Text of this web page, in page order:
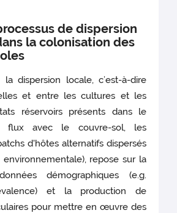
de dispersion
la colonisation des
la dispersion locale, c’est-à-dire
et entre les cultures et les
réservoirs présents dans le
flux avec le couvre-sol, les
d'hôtes alternatifs dispersés
repose sur la
démographiques (e.g.
et la production de
pour mettre en œuvre des